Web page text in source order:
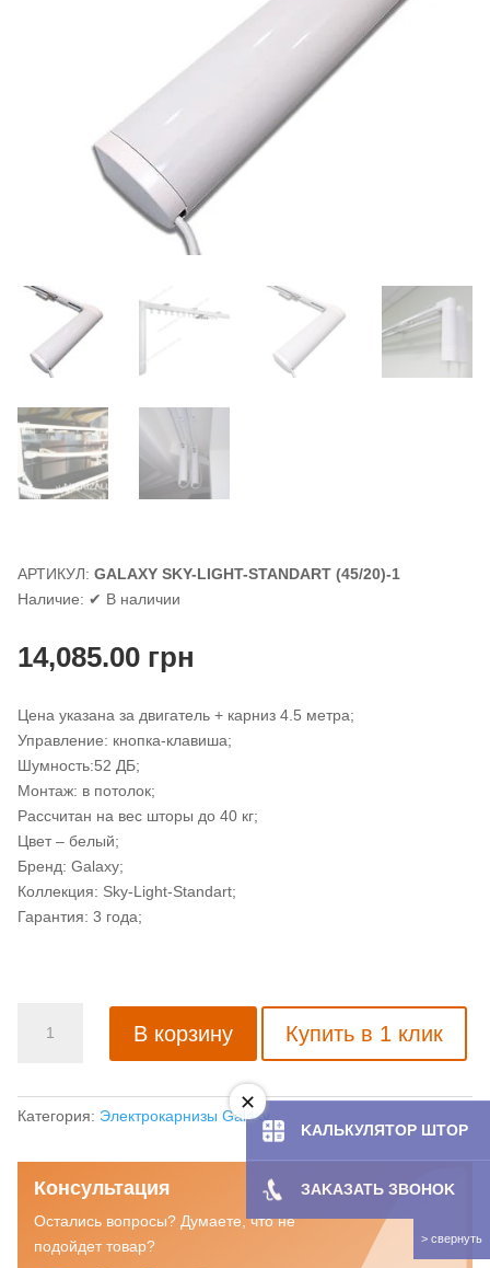
АРТИКУЛ: GALAXY SKY-LIGHT-STANDART (45/20)-1
Наличие: ✔ В наличии
14,085.00грн
Цена указана за двигатель + карниз 4.5 метра;
Управление: кнопка-клавиша;
Шумность:52 ДБ;
Монтаж: в потолок;
Рассчитан на вес шторы до 40 кг;
Цвет – белый;
Бренд: Galaxy;
Коллекция: Sky-Light-Standart;
Гарантия: 3 года;
товара
Электрокарниз
Sky-
Standart
(45/20)
сборе
В корзину Купить в 1 клик
Категория: Электрокарнизы Galaxy
Консультация
Остались вопросы? Думаете, что не
подойдет товар?
KAЛЬКУЛЯТOP ШТОР
ЗAKAЗATЬ ЗBOHOK